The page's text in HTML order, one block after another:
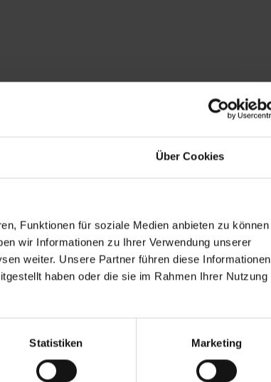
Über Cookies
Funktionen für soziale Medien anbieten zu können
wir Informationen zu Ihrer Verwendung unserer
weiter. Unsere Partner führen diese Informationen
haben oder die sie im Rahmen Ihrer Nutzung
Statistiken Marketing